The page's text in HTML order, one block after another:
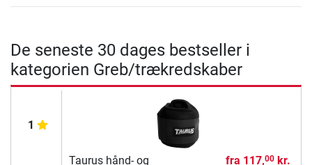
De seneste 30 dages bestseller i
kategorien Greb/trækredskaber
1
Taurus hånd- og
fra 117,00kr.